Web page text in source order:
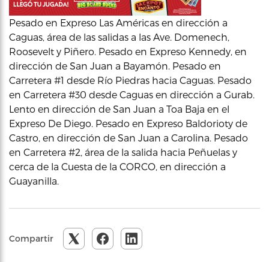
Pesado en Expreso Las Américas en dirección a
Caguas, área de las salidas a las Ave. Domenech,
Roosevelt y Piñero. Pesado en Expreso Kennedy, en
dirección de San Juan a Bayamón. Pesado en
Carretera #1 desde Río Piedras hacia Caguas. Pesado
en Carretera #30 desde Caguas en dirección a Gurab.
Lento en dirección de San Juan a Toa Baja en el
Expreso De Diego. Pesado en Expreso Baldorioty de
Castro, en dirección de San Juan a Carolina. Pesado
en Carretera #2, área de la salida hacia Peñuelas y
cerca de la Cuesta de la CORCO, en dirección a
Guayanilla.
Compartir